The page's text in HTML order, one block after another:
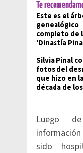
Te
Este es el
genealógico
completo de
'Dinastía
Silvia Pinal
fotos del
que hizo en la
década de
Luego
sido